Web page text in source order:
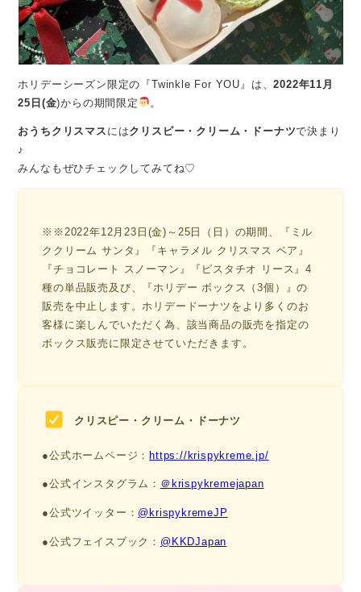
ホリデーシーズン限定の『Twinkle For YOU』は、2022年11月
25日(金)からの期間限定 。
おうちクリスマス にはクリスピー・クリーム・ドーナツで決まり
♪
みんなもぜひチェックしてみてね♡
※※2022年12月23日(金)～25日（日）の期間、『ミル
ククリーム サンタ』『キャラメル クリスマス ベア』
『チョコレート スノーマン』『ピスタチオ リース』4
種の単品販売及び、『ホリデー ボックス（3個）』の
販売を中止します。ホリデードーナツをより多くのお
客様に楽しんでいただく為、該当商品の販売を指定の
ボックス販売に限定させていただきます。
クリスピー・クリーム・ドーナツ
●公式ホームページ：https://krispykreme.jp/
●公式インスタグラム： ＠krispykremejapan
●公式ツイッター： @krispykremeJP
●公式フェイスブック： @KKDJapan